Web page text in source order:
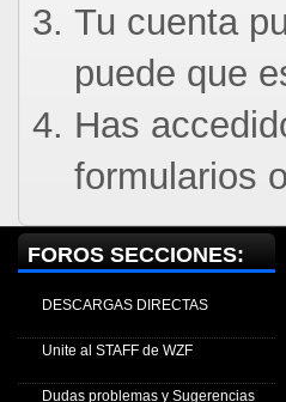
Tu cuenta
puede que
Has
formularios
FOROS SECCIONES:
DESCARGAS DIRECTAS
Unite al STAFF de WZF
Dudas problemas y Sugerencias